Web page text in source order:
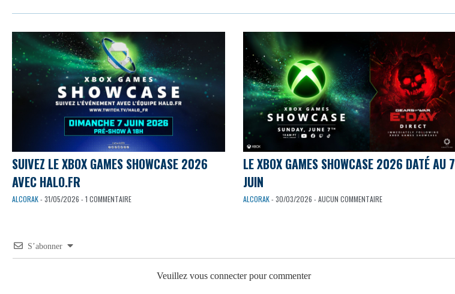
SUIVEZ LE XBOX GAMES SHOWCASE 2026
AVEC HALO.FR
ALCORAK- 31/05/2026 - 1 COMMENTAIRE
LE XBOX GAMES SHOWCASE 2026 DATÉ AU 7
JUIN
ALCORAK- 30/03/2026 - AUCUN COMMENTAIRE
S’abonner
Veuillez vous connecter pour commenter